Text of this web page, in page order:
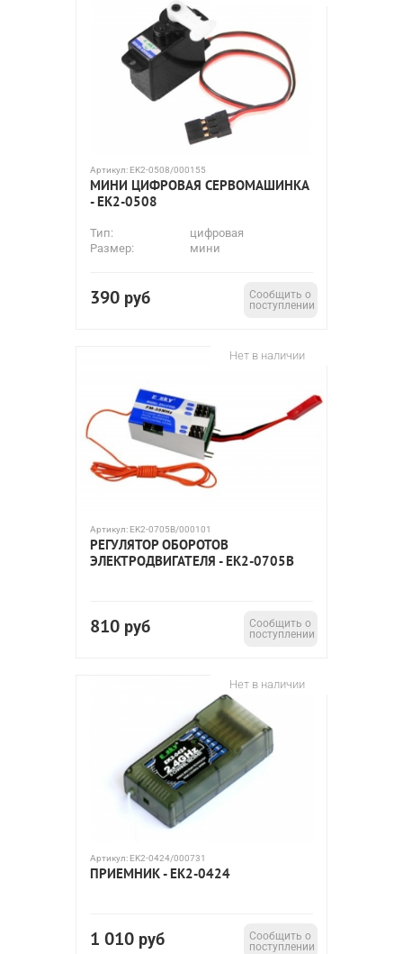
Артикул: EK2-0508/000155
МИНИ ЦИФРОВАЯ СЕРВОМАШИНКА
- EK2-0508
Тип:
цифровая
Размер:
мини
390 руб
Сообщить о
поступлении
Нет в наличии
Артикул: EK2-0705B/000101
РЕГУЛЯТОР ОБОРОТОВ
ЭЛЕКТРОДВИГАТЕЛЯ - EK2-0705B
810 руб
Сообщить о
поступлении
Нет в наличии
Артикул: EK2-0424/000731
ПРИЕМНИК - EK2-0424
1 010 руб
Сообщить о
поступлении